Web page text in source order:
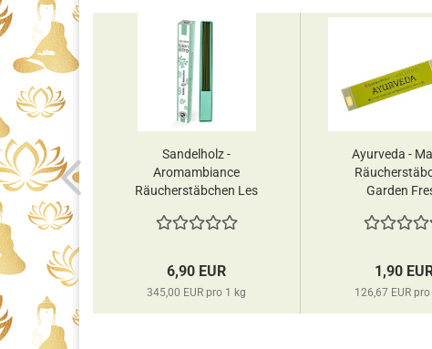
No
1 kg
Sandelholz -
Aromambiance
Räucherstäbchen Les
6,90 EUR
345,00 EUR pro 1 kg
Ayurveda -
Garden
1,90
126,67 EUR